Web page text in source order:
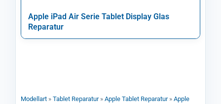
Apple iPad Air Serie Tablet Display Glas
Reparatur
Modellart » Tablet Reparatur» Apple Tablet Reparatur» Apple